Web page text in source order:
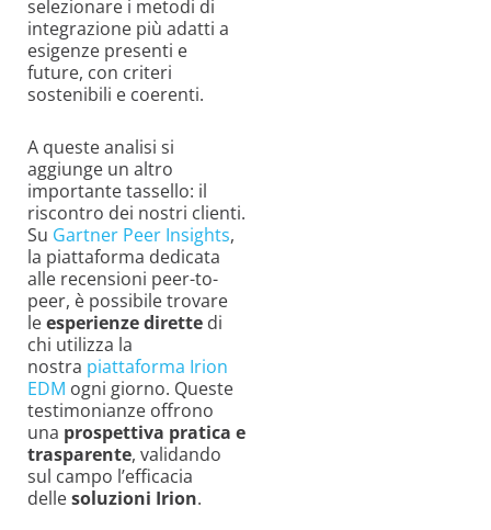
selezionare i metodi di
integrazione più adatti a
esigenze presenti e
future, con criteri
sostenibili e coerenti.
A queste analisi si
aggiunge un altro
importante tassello: il
riscontro dei nostri clienti.
Su Gartner Peer Insights,
la piattaforma dedicata
alle recensioni peer-to-
peer, è possibile trovare
leesperienze dirette di
chi utilizza la
nostra piattaforma Irion
EDM ogni giorno. Queste
testimonianze offrono
una prospettiva pratica e
trasparente, validando
sul campo l’efficacia
dellesoluzioni Irion.